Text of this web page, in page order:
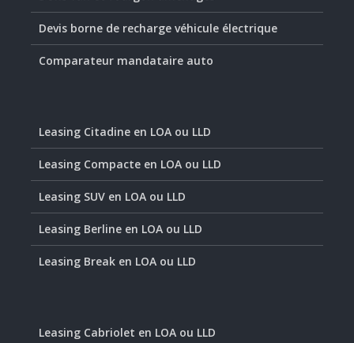
Devis borne de recharge véhicule électrique
Comparateur mandataire auto
Leasing Citadine en LOA ou LLD
Leasing Compacte en LOA ou LLD
Leasing SUV en LOA ou LLD
Leasing Berline en LOA ou LLD
Leasing Break en LOA ou LLD
Leasing Cabriolet en LOA ou LLD